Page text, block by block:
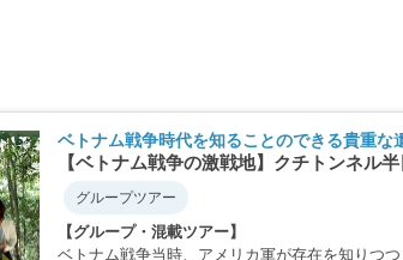
ベトナム戦争時代を知ることのできる貴重な
【ベトナム戦争の激戦地】クチトンネル
グループツアー
【グループ・混載ツアー】
ベトナム戦争当時、アメリカ軍が存在を知りつ